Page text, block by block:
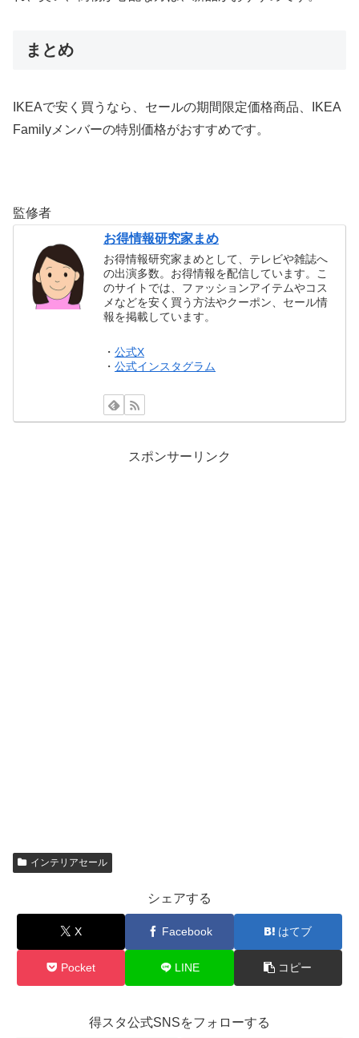
まとめ
IKEAで安く買うなら、セールの期間限定価格商品、IKEA
Familyメンバーの特別価格がおすすめです。
監修者
お得情報研究家まめ
お得情報研究家まめとして、テレビや雑誌へ
の出演多数。お得情報を配信しています。こ
のサイトでは、ファッションアイテムやコス
メなどを安く買う方法やクーポン、セール情
報を掲載しています。
・公式X
・公式インスタグラム
スポンサーリンク
インテリアセール
シェアする
X Facebook はてブ
Pocket LINE コピー
得スタ公式SNSをフォローする